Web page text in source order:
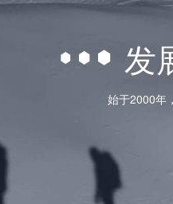
发
始于2000年